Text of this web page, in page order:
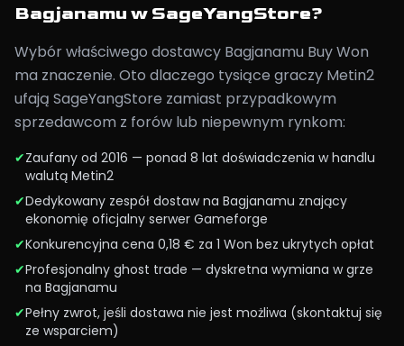
Bagjanamu w SageYangStore?
Wybór właściwego dostawcy Bagjanamu Buy Won
ma znaczenie. Oto dlaczego tysiące graczy Metin2
ufają SageYangStore zamiast przypadkowym
sprzedawcom z forów lub niepewnym rynkom:
✔Zaufany od 2016 — ponad 8 lat doświadczenia w handlu
walutą Metin2
✔Dedykowany zespół dostaw na Bagjanamu znający
ekonomię oficjalny serwer Gameforge
✔Konkurencyjna cena 0,18 € za 1 Won bez ukrytych opłat
✔Profesjonalny ghost trade — dyskretna wymiana w grze
na Bagjanamu
✔Pełny zwrot, jeśli dostawa nie jest możliwa (skontaktuj się
ze wsparciem)